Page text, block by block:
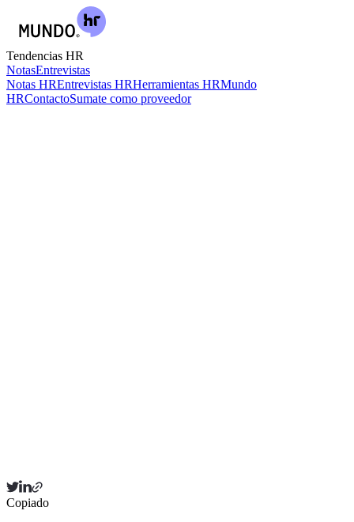
Tendencias HR
NotasEntrevistas
Notas HREntrevistas HRHerramientas HRMundo
HRContactoSumate como proveedor
Copiado